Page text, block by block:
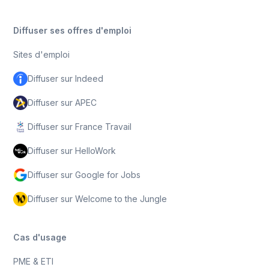
Diffuser ses offres d'emploi
Sites d'emploi
Diffuser sur Indeed
Diffuser sur APEC
Diffuser sur France Travail
Diffuser sur HelloWork
Diffuser sur Google for Jobs
Diffuser sur Welcome to the Jungle
Cas d'usage
PME & ETI